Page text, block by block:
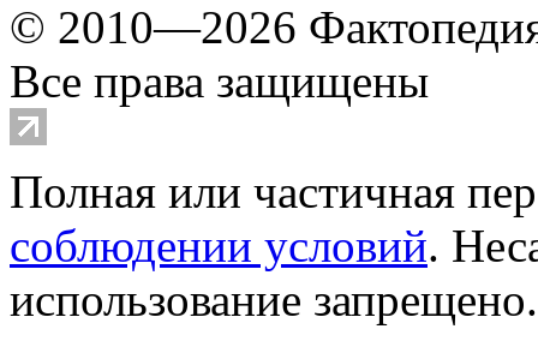
© 2010—2026
Все права защищены
Полная или частичная
соблюдении условий.
использование